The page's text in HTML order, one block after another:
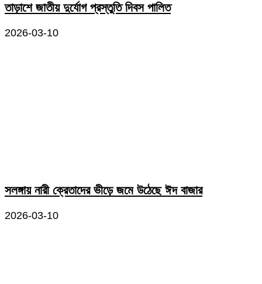
তাড়াশে জাতীয় দুর্যোগ প্রস্তুতি দিবস পালিত
2026-03-10
সলঙ্গায় নারী ক্রেতাদের ভীড়ে জমে উঠেছে ঈদ বাজার
2026-03-10